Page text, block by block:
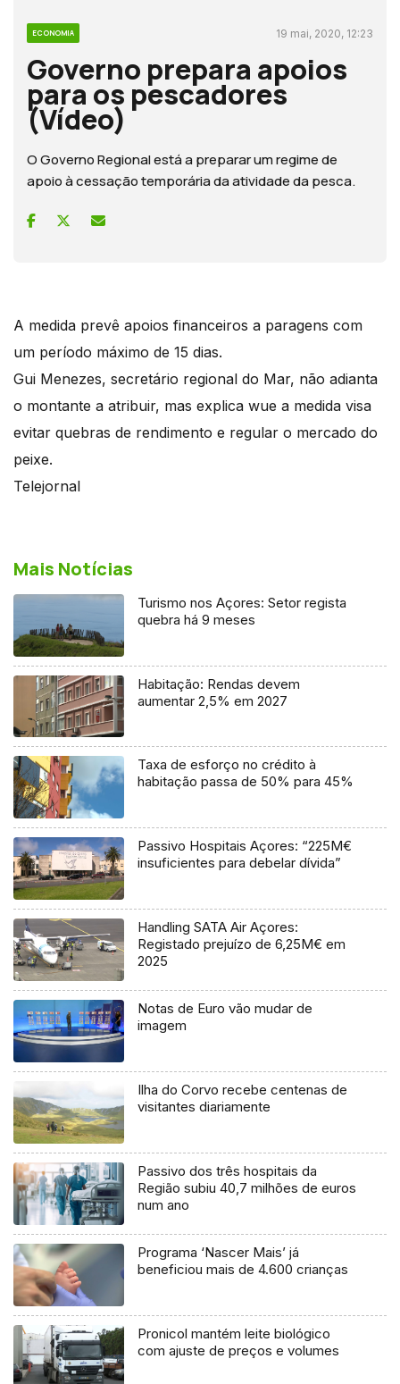
ECONOMIA 19 mai, 2020, 12:23
Governo prepara apoios
para os pescadores
(Vídeo)
O Governo Regional está a preparar um regime de
apoio à cessação temporária da atividade da pesca.
A medida prevê apoios financeiros a paragens com
um período máximo de 15 dias.
Gui Menezes, secretário regional do Mar, não adianta
o montante a atribuir, mas explica wue a medida visa
evitar quebras de rendimento e regular o mercado do
peixe.
Telejornal
Mais Notícias
Turismo nos Açores: Setor regista
quebra há 9 meses
Habitação: Rendas devem
aumentar 2,5% em 2027
Taxa de esforço no crédito à
habitação passa de 50% para 45%
Passivo Hospitais Açores: “225M€
insuficientes para debelar dívida”
Handling SATA Air Açores:
Registado prejuízo de 6,25M€ em
2025
Notas de Euro vão mudar de
imagem
Ilha do Corvo recebe centenas de
visitantes diariamente
Passivo dos três hospitais da
Região subiu 40,7 milhões de euros
num ano
Programa ‘Nascer Mais’ já
beneficiou mais de 4.600 crianças
Pronicol mantém leite biológico
com ajuste de preços e volumes